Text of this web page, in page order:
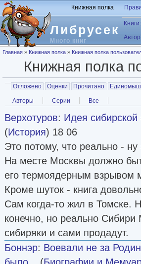
Перейти к основному содержанию
Либрусек
Много книг
Книжная полка
Книги:
Вы здесь
Главная » Книжная полка » Книжная полка
Книжная полка
Главные вкладки
Отложено Оценки Прочитано
Вторичные вкладки
Авторы Серии Все
Верхотуров: Идея сибирской
(История) 18 06
Это потому, что реально - ну
На месте Москвы должно
его термоядерным взрывом
Кроме шуток - книга
Сам когда-то жил в Томске.
конечно, но реально
сибиряки и сами продадут.
Боннэр: Воевали не за